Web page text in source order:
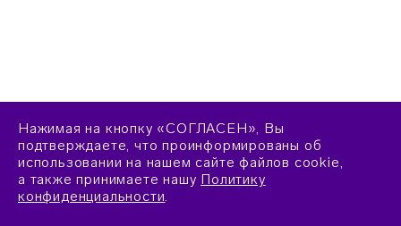
Нажимая на кнопку «СОГЛАСЕН», Вы
подтверждаете, что проинформированы об
использовании на нашем сайте файлов cookie,
а также принимаете нашу Политику
конфиденциальности.